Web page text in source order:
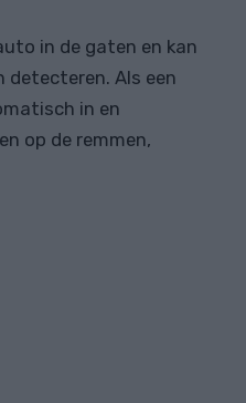
in de gaten en kan
Als een
in en
op de remmen,